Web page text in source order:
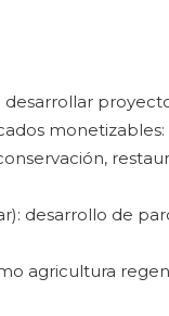
desarrollar
monetizables:
desarrollo de
agricultura